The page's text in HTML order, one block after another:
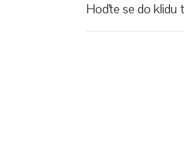
Hoďte se do klidu